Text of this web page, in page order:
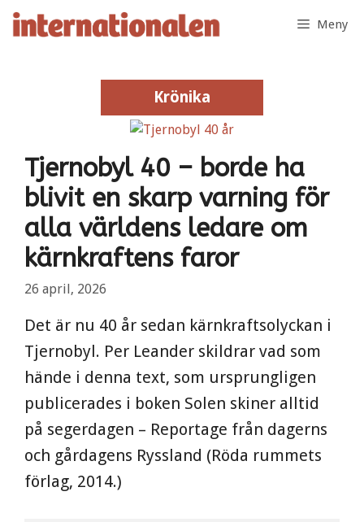
Hoppa
Meny
Krönika
Krönika
Tjernobyl 40 – borde ha
blivit en skarp varning för
alla världens ledare om
kärnkraftens faror
26 april, 2026
Det är nu 40 år sedan kärnkraftsolyckan i
Tjernobyl. Per Leander skildrar vad som
hände i denna text, som ursprungligen
publicerades i boken Solen skiner alltid
på segerdagen – Reportage från dagerns
och gårdagens Ryssland (Röda rummets
förlag, 2014.)